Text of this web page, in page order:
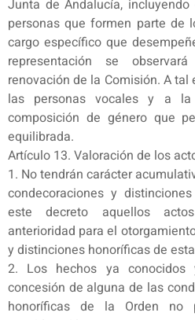
Junta de Andalucía,
personas que formen parte de
cargo específico que
representación se
renovación de la Comisión. A
las personas vocales y a la
composición de género que
equilibrada.
Artículo 13. Valoración de los
1. No tendrán carácter
condecoraciones y
este decreto aquellos
anterioridad para el
y distinciones honoríficas de
2. Los hechos ya
concesión de alguna de las
honoríficas de la Orden no